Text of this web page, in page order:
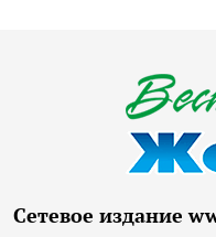
Сетевое издание